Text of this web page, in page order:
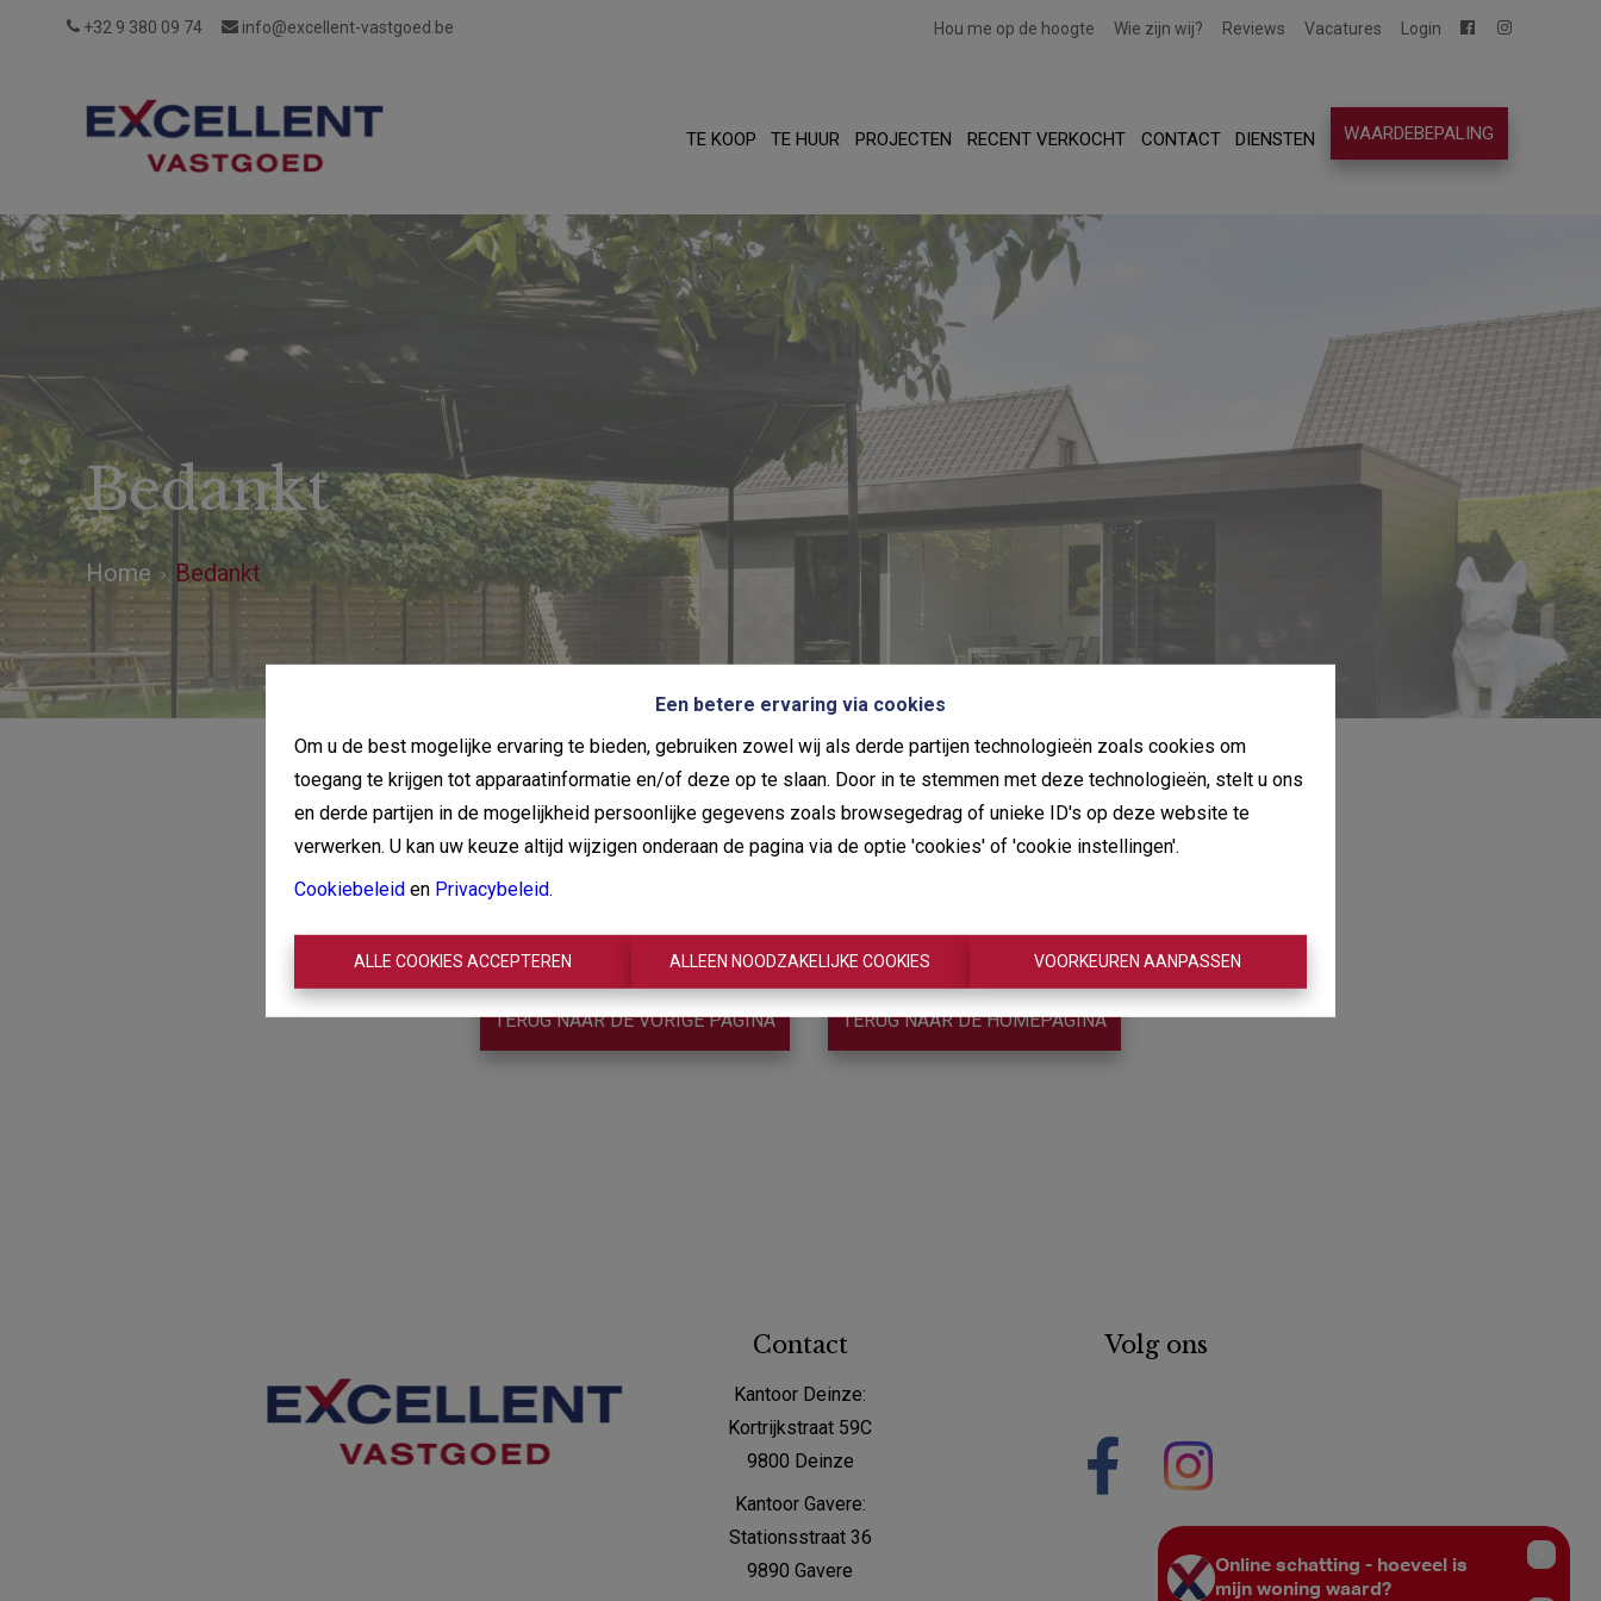
Een betere ervaring via cookies
Om u de best mogelijke ervaring te bieden, gebruiken zowel wij als derde partijen technologieën zoals cookies om
toegang te krijgen tot apparaatinformatie en/of deze op te slaan. Door in te stemmen met deze technologieën, stelt u ons
en derde partijen in de mogelijkheid persoonlijke gegevens zoals browsegedrag of unieke ID's op deze website te
verwerken. U kan uw keuze altijd wijzigen onderaan de pagina via de optie 'cookies' of 'cookie instellingen'.
Cookiebeleid en Privacybeleid.
ALLE COOKIES ACCEPTEREN ALLEEN NOODZAKELIJKE COOKIES VOORKEUREN AANPASSEN
+32 9 380 09 74 info@excellent-vastgoed.be Hou me op de hoogte Wie zijn wij? Reviews Vacatures Login
TE KOOP TE HUUR PROJECTEN RECENT VERKOCHT CONTACT DIENSTEN WAARDEBEPALING
Wie
wij?
Reviews
Bedankt
Home Bedankt
TERUG NAAR DE VORIGE PAGINA TERUG NAAR DE HOMEPAGINA
Contact
Kantoor Deinze:
Kortrijkstraat 59C
9800 Deinze
Kantoor Gavere:
Stationsstraat 36
9890 Gavere
Volg ons